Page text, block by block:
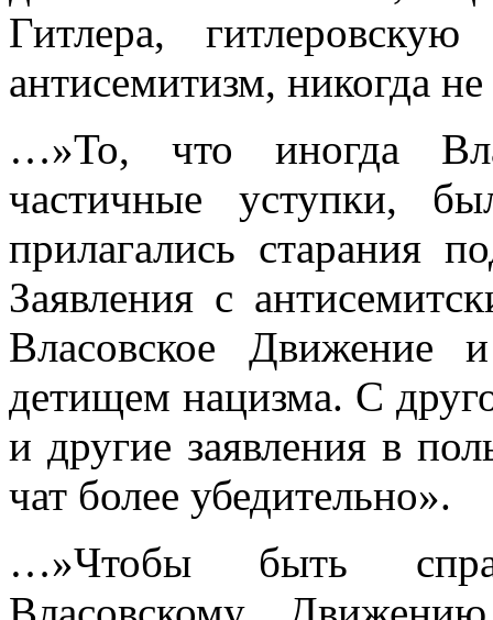
Гитлера,
антисемитизм, ни­когда
…»То, что иногда
частичные уступки,
прилагались старания
Заявления с
Власовское Движение
детищем нацизма. С
и другие заявления в
чат более убедительно».
…»Чтобы быть